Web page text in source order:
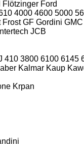
Flötzinger Ford
4000 4600 5000
Frost GF Gordini GMC
Intertech JCB
410 3800 6100 6145
Kalmar Kaup
Krpan